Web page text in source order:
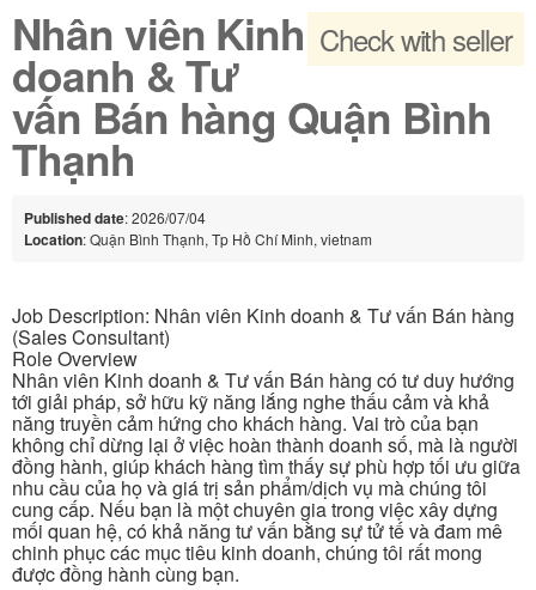
Check with seller
Nhân viên Kinh
doanh & Tư
vấn Bán hàng Quận Bình
Thạnh
Published date: 2026/07/04
Location: Quận Bình Thạnh, Tp Hồ Chí Minh, vietnam
Job Description: Nhân viên Kinh doanh & Tư vấn Bán hàng
(Sales Consultant)
Role Overview
Nhân viên Kinh doanh & Tư vấn Bán hàng có tư duy hướng
tới giải pháp, sở hữu kỹ năng lắng nghe thấu cảm và khả
năng truyền cảm hứng cho khách hàng. Vai trò của bạn
không chỉ dừng lại ở việc hoàn thành doanh số, mà là người
đồng hành, giúp khách hàng tìm thấy sự phù hợp tối ưu giữa
nhu cầu của họ và giá trị sản phẩm/dịch vụ mà chúng tôi
cung cấp. Nếu bạn là một chuyên gia trong việc xây dựng
mối quan hệ, có khả năng tư vấn bằng sự tử tế và đam mê
chinh phục các mục tiêu kinh doanh, chúng tôi rất mong
được đồng hành cùng bạn.